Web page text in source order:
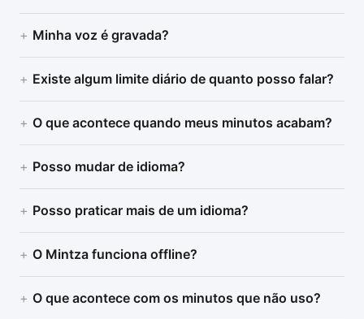
Minha voz é gravada?
Existe algum limite diário de quanto posso falar?
O que acontece quando meus minutos acabam?
Posso mudar de idioma?
Posso praticar mais de um idioma?
O Mintza funciona offline?
O que acontece com os minutos que não uso?